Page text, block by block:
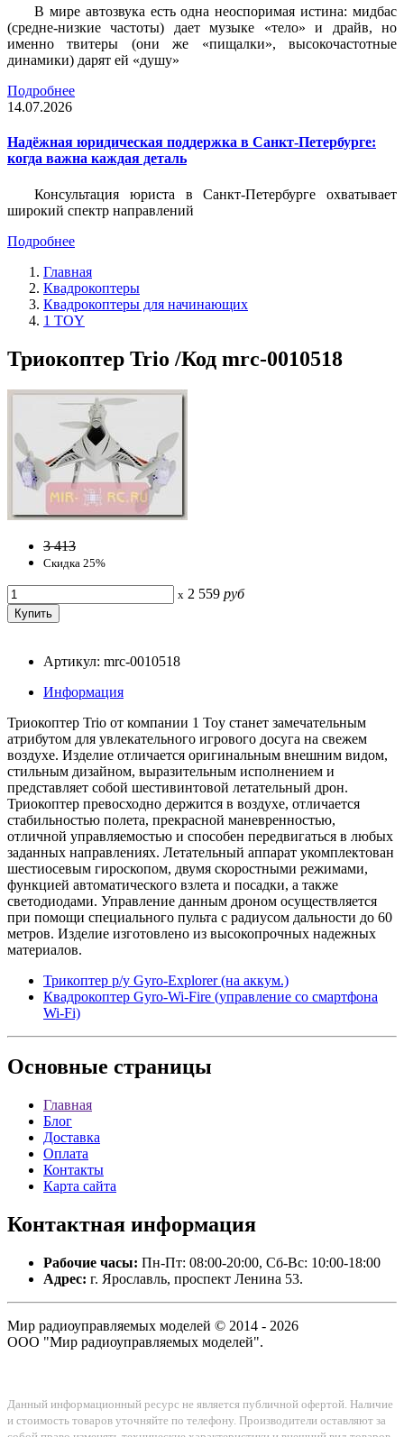
В мире автозвука есть одна неоспоримая истина: мидбас
(средне-низкие частоты) дает музыке «тело» и драйв, но
именно твитеры (они же «пищалки», высокочастотные
динамики) дарят ей «душу»
Подробнее
14.07.2026
Надёжная юридическая поддержка в Санкт-Петербурге:
когда важна каждая деталь
Консультация юриста в Санкт-Петербурге охватывает
широкий спектр направлений
Подробнее
Главная
Квадрокоптеры
Квадрокоптеры для начинающих
1 TOY
Триокоптер Trio /Код mrc-0010518
3 413
Скидка 25%
x 2 559 руб
Артикул: mrc-0010518
Информация
Триокоптер Trio от компании 1 Toy станет замечательным
атрибутом для увлекательного игрового досуга на свежем
воздухе. Изделие отличается оригинальным внешним видом,
стильным дизайном, выразительным исполнением и
представляет собой шестивинтовой летательный дрон.
Триокоптер превосходно держится в воздухе, отличается
стабильностью полета, прекрасной маневренностью,
отличной управляемостью и способен передвигаться в любых
заданных направлениях. Летательный аппарат укомплектован
шестиосевым гироскопом, двумя скоростными режимами,
функцией автоматического взлета и посадки, а также
светодиодами. Управление данным дроном осуществляется
при помощи специального пульта с радиусом дальности до 60
метров. Изделие изготовлено из высокопрочных надежных
материалов.
Трикоптер р/у Gyro-Explorer (на аккум.)
Квадрокоптер Gyro-Wi-Fire (управление со смартфона
Wi-Fi)
Основные страницы
Главная
Блог
Доставка
Оплата
Контакты
Карта сайта
Контактная информация
Рабочие часы: Пн-Пт: 08:00-20:00, Сб-Вс: 10:00-18:00
Адрес: г. Ярославль, проспект Ленина 53.
Мир радиоуправляемых моделей © 2014 - 2026
ООО "Мир радиоуправляемых моделей".
Данный информационный ресурс не является публичной офертой. Наличие
и стоимость товаров уточняйте по телефону. Производители оставляют за